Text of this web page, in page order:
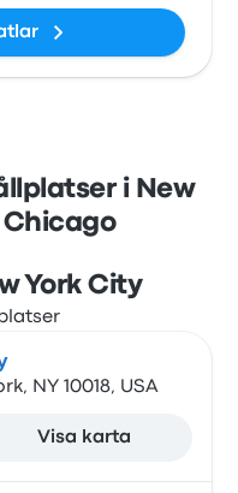
i New
Chicago
York City
NY 10018, USA
Visa karta